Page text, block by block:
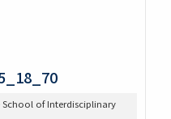
of Interdisciplinary